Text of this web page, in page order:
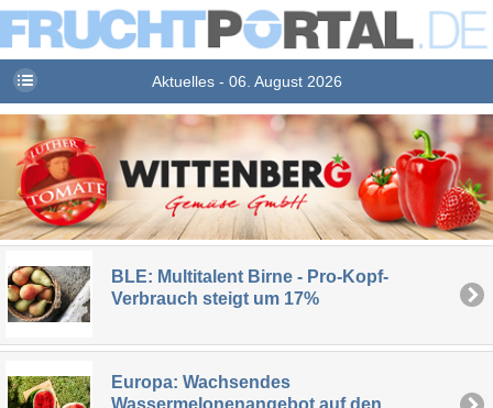
Aktuelles - 06. August 2026
BLE: Multitalent Birne - Pro-Kopf-
Verbrauch steigt um 17%
Europa: Wachsendes
Wassermelonenangebot auf den